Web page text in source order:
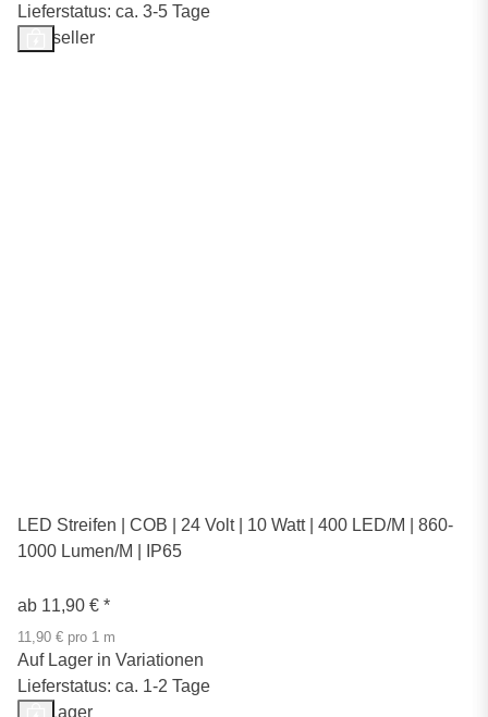
Lieferstatus: ca. 3-5 Tage
Bestseller
LED Streifen | COB | 24 Volt | 10 Watt | 400 LED/M | 860-
1000 Lumen/M | IP65
ab 11,90 € *
11,90 € pro 1 m
Auf Lager in Variationen
Lieferstatus: ca. 1-2 Tage
Auf Lager